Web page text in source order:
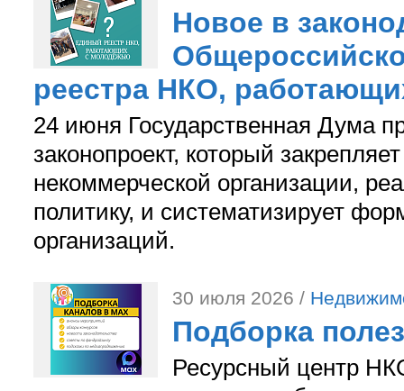
Новое в
реестра НКО,
24 июня Государственная Дума
законопроект, который
некоммерческой организации,
политику, и систематизирует
организаций.
30 июля 2026 /
Подборка
Ресурсный центр